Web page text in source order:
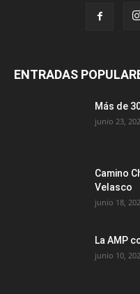
ENTRADAS
Más de
junio 23,
Camino
Velasco
junio 18,
La AMP
junio 10,